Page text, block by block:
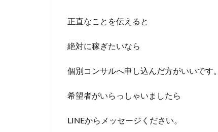
正直なことを伝えると
絶対に稼ぎたいなら
個別コンサルへ申し込んだ方がいいです。
希望者がいらっしゃいましたら
LINEからメッセージください。